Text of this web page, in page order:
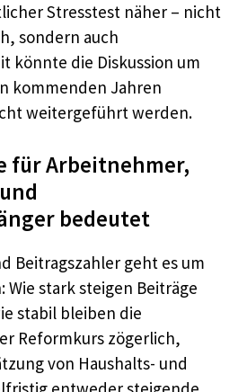
Stresstest näher – nicht
sondern auch
könnte die Diskussion um
kommenden Jahren
weitergeführt werden.
für Arbeitnehmer,
bedeutet
Beitragszahler geht es um
Wie stark steigen Beiträge
stabil bleiben die
Reformkurs zögerlich,
von Haushalts- und